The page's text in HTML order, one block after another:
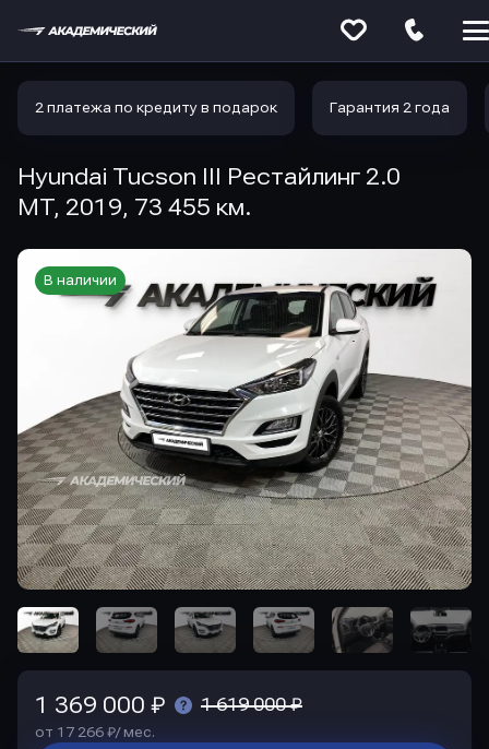
2 платежа по кредиту в подарок Гарантия 2 года
Hyundai Tucson III Рестайлинг 2.0
MT, 2019, 73 455 км.
В наличии
1 369 000 ₽ 1 619 000 ₽
от 17 266 ₽/ мес.